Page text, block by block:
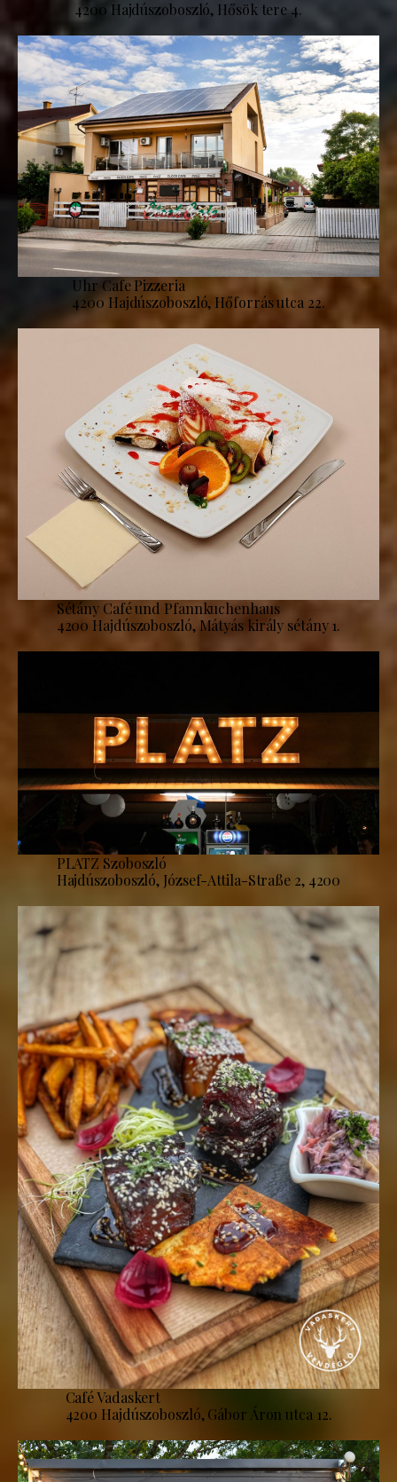
4200 Hajdúszoboszló, Hősök tere 4.
Uhr Cafe Pizzeria
4200 Hajdúszoboszló, Hőforrás utca 22.
Sétány Café und Pfannkuchenhaus
4200 Hajdúszoboszló, Mátyás király sétány 1.
PLATZ Szoboszló
Hajdúszoboszló, József-Attila-Straße 2, 4200
Café Vadaskert
4200 Hajdúszoboszló, Gábor Áron utca 12.